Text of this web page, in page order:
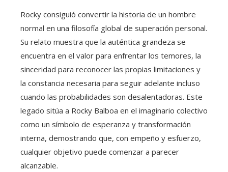
Rocky consiguió convertir la historia de un hombre
normal en una filosofía global de superación personal.
Su relato muestra que la auténtica grandeza se
encuentra en el valor para enfrentar los temores, la
sinceridad para reconocer las propias limitaciones y
la constancia necesaria para seguir adelante incluso
cuando las probabilidades son desalentadoras. Este
legado sitúa a Rocky Balboa en el imaginario colectivo
como un símbolo de esperanza y transformación
interna, demostrando que, con empeño y esfuerzo,
cualquier objetivo puede comenzar a parecer
alcanzable.